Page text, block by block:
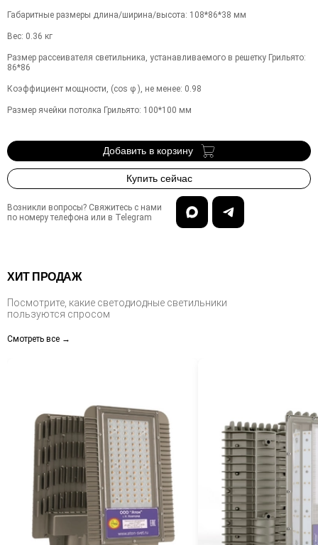
Габаритные размеры длина/ширина/высота: 108*86*38 мм
Вес: 0.36 кг
Размер рассеивателя светильника, устанавливаемого в решетку Грильято:
86*86
Коэффициент мощности, (cos φ ), не менее: 0.98
Размер ячейки потолка Грильято: 100*100 мм
Добавить в корзину
Купить сейчас
Возникли вопросы? Свяжитесь с нами
по номеру телефона или в Telegram
ХИТ ПРОДАЖ
Посмотрите, какие светодиодные светильники
пользуются спросом
Смотреть все →